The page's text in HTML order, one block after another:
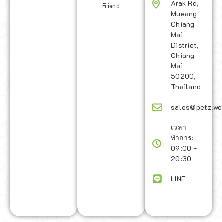
Friend
Arak Rd,
Mueang
Chiang
Mai
District,
Chiang
Mai
50200,
Thailand
เวลา
ทำการ:
09:00 -
20:30
LINE